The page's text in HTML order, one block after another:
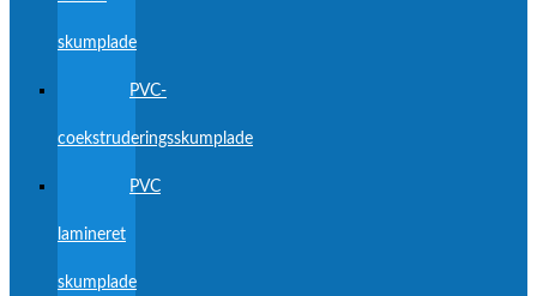
skumplade
PVC-
coekstruderingsskumplade
PVC
lamineret
skumplade